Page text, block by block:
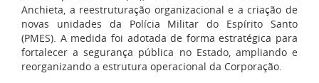
Anchieta, a reestruturação organizacional e a criação de
novas unidades da Polícia Militar do Espírito Santo
(PMES). A medida foi adotada de forma estratégica para
fortalecer a segurança pública no Estado, ampliando e
reorganizando a estrutura operacional da Corporação.